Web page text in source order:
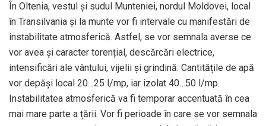
În Oltenia, vestul și sudul Munteniei, nordul Moldovei, local
în Transilvania și la munte vor fi intervale cu manifestări de
instabilitate atmosferică. Astfel, se vor semnala averse ce
vor avea și caracter torențial, descărcări electrice,
intensificări ale vântului, vijelii și grindină. Cantitățile de apă
vor depăși local 20…25 l/mp, iar izolat 40…50 l/mp.
Instabilitatea atmosferică va fi temporar accentuată în cea
mai mare parte a țării. Vor fi perioade în care se vor semnala